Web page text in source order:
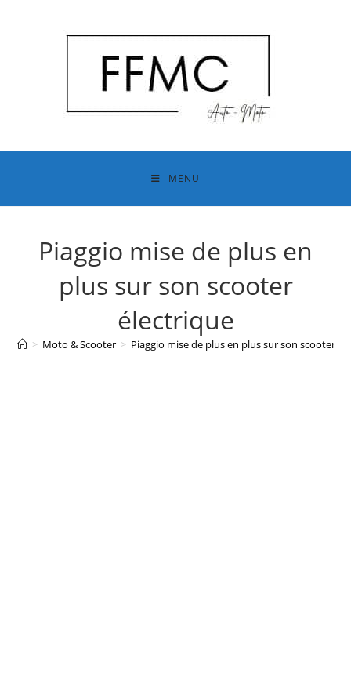
MENU
Piaggio mise de plus en
plus sur son scooter
électrique
> Moto & Scooter > Piaggio mise de plus en plus sur son scooter